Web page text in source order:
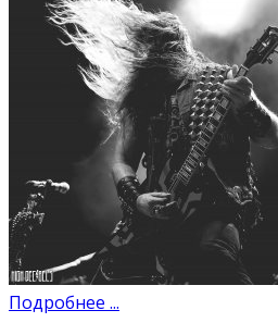
Подробнее ...